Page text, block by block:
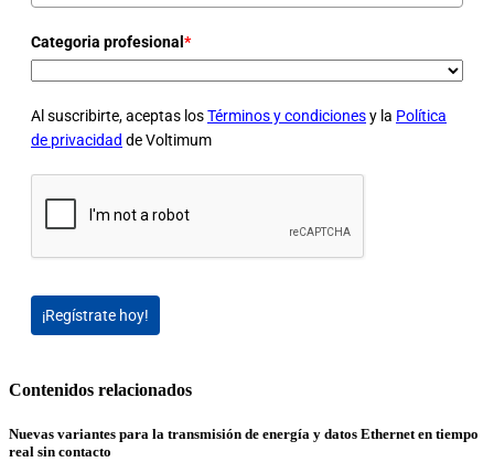
Categoria profesional *
Al suscribirte, aceptas losTérminos y condicionesy la Política
de privacidad de Voltimum
¡Regístrate hoy!
Contenidos relacionados
Nuevas variantes para la transmisión de energía y datos Ethernet en tiempo
real sin contacto